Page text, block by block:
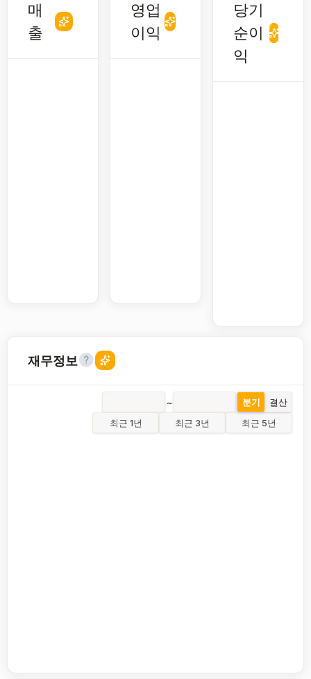
매
출
영업
이익
당기
순이
익
재무정보
~ 분기
결산
최근 1년
최근 3년 최근 5년